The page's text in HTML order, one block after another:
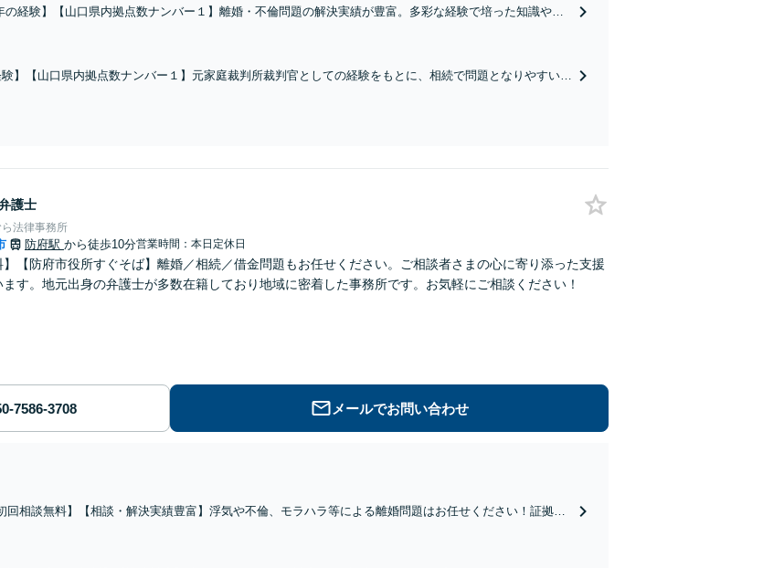
の経験】【山口県内拠点数ナンバー１】離婚・不倫問題の解決実績が豊富。多彩な経験で培った知識や技
験】【山口県内拠点数ナンバー１】元家庭裁判所裁判官としての経験をもとに、相続で問題となりやすいポ
護士
法律事務所
防府駅 から徒歩10分営業時間：本日定休日
】【防府市役所すぐそば】離婚／相続／借金問題もお任せください。ご相談者さまの心に寄り添った支援
す。地元出身の弁護士が多数在籍しており地域に密着した事務所です。お気軽にご相談ください！
メールでお問い合わせ
初回相談無料】【相談・解決実績豊富】浮気や不倫、モラハラ等による離婚問題はお任せください！証拠集